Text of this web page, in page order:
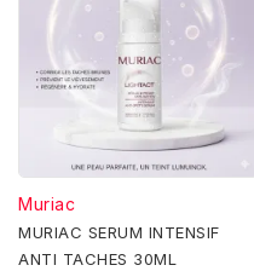
Muriac
MURIAC SERUM INTENSIF
ANTI TACHES 30ML